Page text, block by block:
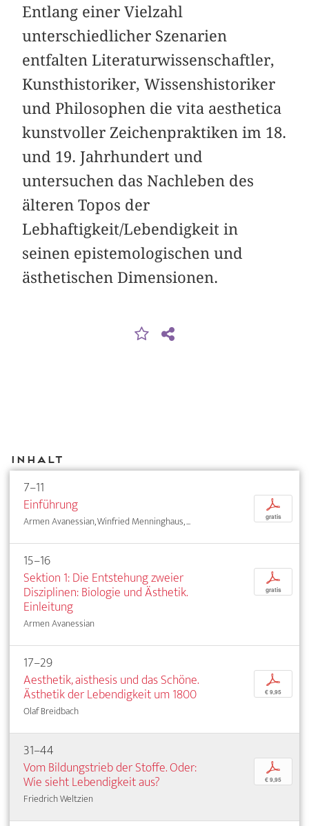
Entlang einer Vielzahl
unterschiedlicher Szenarien
entfalten Literaturwissenschaftler,
Kunsthistoriker, Wissenshistoriker
und Philosophen die vita aesthetica
kunstvoller Zeichenpraktiken im 18.
und 19. Jahrhundert und
untersuchen das Nachleben des
älteren Topos der
Lebhaftigkeit/Lebendigkeit in
seinen epistemologischen und
ästhetischen Dimensionen.
Inhalt
7–11
Einführung
Armen Avanessian, Winfried Menninghaus, ...
p
gratis
15–16
Sektion 1: Die Entstehung zweier
Disziplinen: Biologie und Ästhetik.
Einleitung
Armen Avanessian
p
gratis
17–29
Aesthetik, aisthesis und das Schöne.
Ästhetik der Lebendigkeit um 1800
Olaf Breidbach
p
€ 9,95
31–44
Vom Bildungstrieb der Stoffe. Oder:
Wie sieht Lebendigkeit aus?
Friedrich Weltzien
p
€ 9,95